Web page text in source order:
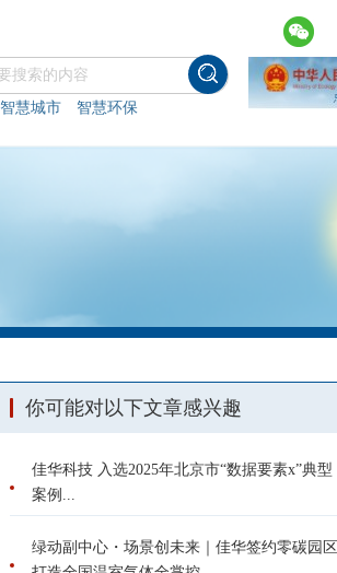
智慧城市 智慧环保
你可能对以下文章感兴趣
佳华科技 入选2025年北京市“数据要素x”典型
案例...
绿动副中心・场景创未来｜佳华签约零碳园区